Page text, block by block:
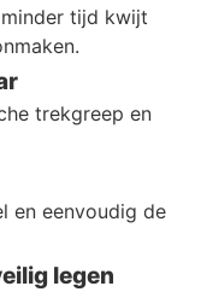
tijd kwijt
trekgreep en
en eenvoudig de
legen